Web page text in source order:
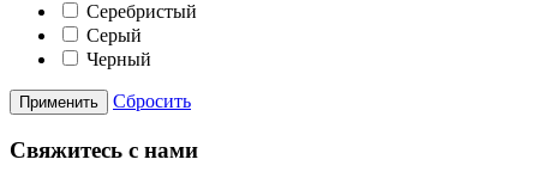
Серебристый
Серый
Черный
Применить Сбросить
Свяжитесь с нами